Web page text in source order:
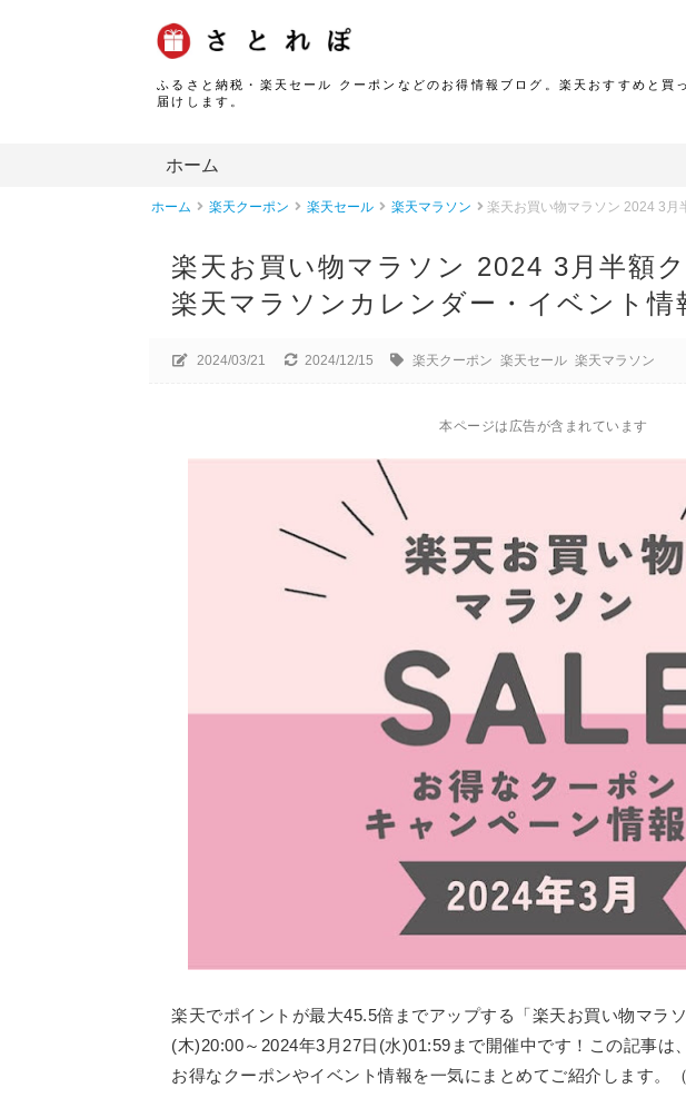
ふるさと納税・楽天セール クーポンなどのお得情報ブログ。楽天おすすめと
届けします。
ホーム
ホーム 楽天クーポン 楽天セール 楽天マラソン 楽天お買い物マラソン 2024 3月半額クー
楽天お買い物マラソン 2024 3月半額
楽天マラソンカレンダー・イベント情
2024/03/21 2024/12/15 楽天クーポン 楽天セール 楽天マラソン
本ページは広告が含まれています
楽天でポイントが最大45.5倍までアップする「楽天お買い物マラ
(木)20:00～2024年3月27日(水)01:59まで開催中です！この記事は
お得なクーポンやイベント情報を一気にまとめてご紹介します。